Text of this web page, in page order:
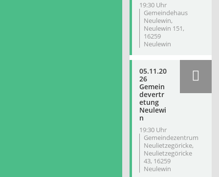
19:30 Uhr
Gemeindehaus
Neulewin,
Neulewin 151,
16259
Neulewin
05.11.20
26
Gemein
devertr
etung
Neulewi
n
19:30 Uhr
Gemeindezentrum
Neulietzegöricke,
Neulietzegöricke
43, 16259
Neulewin